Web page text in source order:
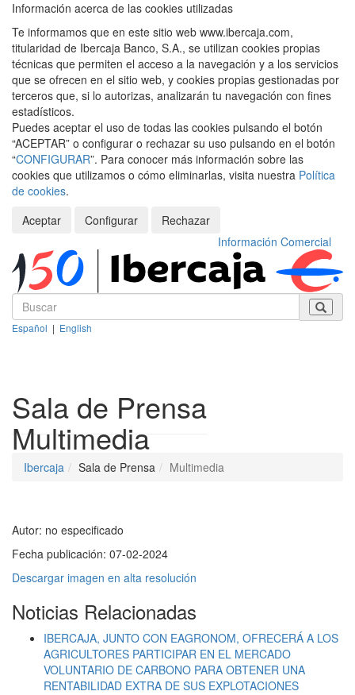
Información acerca de las cookies utilizadas
Te informamos que en este sitio web www.ibercaja.com,
titularidad de Ibercaja Banco, S.A., se utilizan cookies propias
técnicas que permiten el acceso a la navegación y a los servicios
que se ofrecen en el sitio web, y cookies propias gestionadas por
terceros que, si lo autorizas, analizarán tu navegación con fines
estadísticos.
Puedes aceptar el uso de todas las cookies pulsando el botón
“ACEPTAR” o configurar o rechazar su uso pulsando en el botón
“CONFIGURAR”. Para conocer más información sobre las
cookies que utilizamos o cómo eliminarlas, visita nuestra Política
de cookies.
Aceptar
Configurar
Rechazar
Información Comercial
Español | English
Sala de Prensa
Multimedia
Ibercaja Sala de Prensa Multimedia
Autor: no especificado
Fecha publicación: 07-02-2024
Descargar imagen en alta resolución
Noticias Relacionadas
IBERCAJA, JUNTO CON EAGRONOM, OFRECERÁ A LOS
AGRICULTORES PARTICIPAR EN EL MERCADO
VOLUNTARIO DE CARBONO PARA OBTENER UNA
RENTABILIDAD EXTRA DE SUS EXPLOTACIONES